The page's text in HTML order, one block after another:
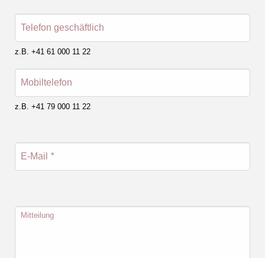
Telefon geschäftlich
z.B. +41 61 000 11 22
Mobiltelefon
z.B. +41 79 000 11 22
E-Mail *
Mitteilung